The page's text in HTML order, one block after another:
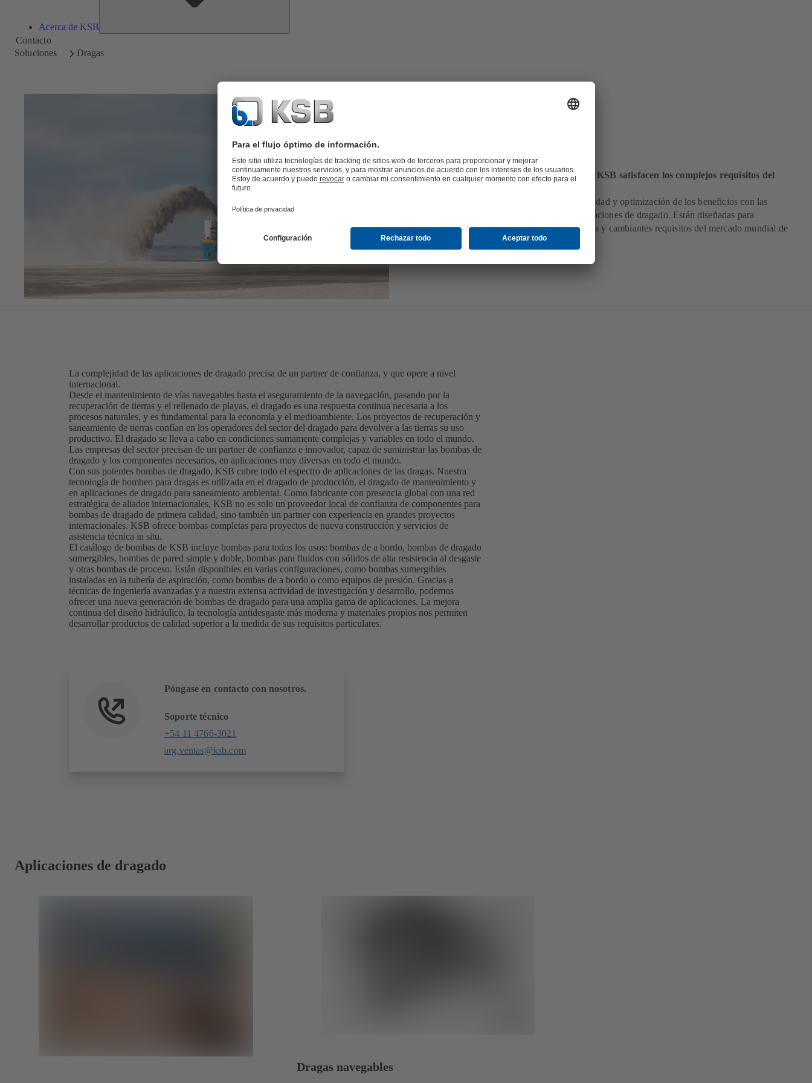
Acerca de KSB
Contacto
Soluciones
Dragas
Las soluciones que ofrece KSB satisfacen los complejos requisitos del
Incremento de la productividad y optimización de los beneficios con las
bombas de KSB para aplicaciones de dragado. Están diseñadas para
responder a los complicados y cambiantes requisitos del mercado mundial de
estas aplicaciones.
La complejidad de las aplicaciones de dragado precisa de un partner de confianza, y que opere a nivel
internacional.
Desde el mantenimiento de vías navegables hasta el aseguramiento de la navegación, pasando por la
recuperación de tierras y el rellenado de playas, el dragado es una respuesta continua necesaria a los
procesos naturales, y es fundamental para la economía y el medioambiente. Los proyectos de recuperación y
saneamiento de tierras confían en los operadores del sector del dragado para devolver a las tierras su uso
productivo. El dragado se lleva a cabo en condiciones sumamente complejas y variables en todo el mundo.
Las empresas del sector precisan de un partner de confianza e innovador, capaz de suministrar las bombas de
dragado y los componentes necesarios, en aplicaciones muy diversas en todo el mundo.
Con sus potentes bombas de dragado, KSB cubre todo el espectro de aplicaciones de las dragas. Nuestra
tecnología de bombeo para dragas es utilizada en el dragado de producción, el dragado de mantenimiento y
en aplicaciones de dragado para saneamiento ambiental. Como fabricante con presencia global con una red
estratégica de aliados internacionales, KSB no es solo un proveedor local de confianza de componentes para
bombas de dragado de primera calidad, sino también un partner con experiencia en grandes proyectos
internacionales. KSB ofrece bombas completas para proyectos de nueva construcción y servicios de
asistencia técnica in situ.
El catálogo de bombas de KSB incluye bombas para todos los usos: bombas de a bordo, bombas de dragado
sumergibles, bombas de pared simple y doble, bombas para fluidos con sólidos de alta resistencia al desgaste
y otras bombas de proceso. Están disponibles en varias configuraciones, como bombas sumergibles
instaladas en la tubería de aspiración, como bombas de a bordo o como equipos de presión. Gracias a
técnicas de ingeniería avanzadas y a nuestra extensa actividad de investigación y desarrollo, podemos
ofrecer una nueva generación de bombas de dragado para una amplia gama de aplicaciones. La mejora
continua del diseño hidráulico, la tecnología antidesgaste más moderna y materiales propios nos permiten
desarrollar productos de calidad superior a la medida de sus requisitos particulares.
Póngase en contacto con nosotros.
Soporte técnico
+54 11 4766-3021
arg.ventas@ksb.com
Aplicaciones de dragado
Dragas navegables